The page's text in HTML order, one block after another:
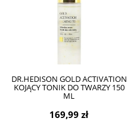
DR.HEDISON GOLD ACTIVATION
KOJĄCY TONIK DO TWARZY 150
ML
169,99 zł